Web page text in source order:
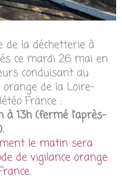
de la déchetterie à
ce mardi 26 mai en
conduisant au
de la Loire-
France :
13h (fermé l’après-
le matin sera
de vigilance orange